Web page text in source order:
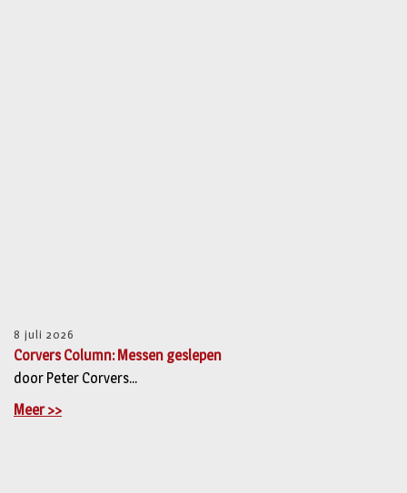
8 juli 2026
Corvers Column: Messen geslepen
door Peter Corvers...
Meer >>